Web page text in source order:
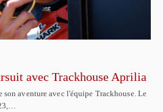
avec Trackhouse Aprilia
son aventure avec l'équipe Trackhouse. Le